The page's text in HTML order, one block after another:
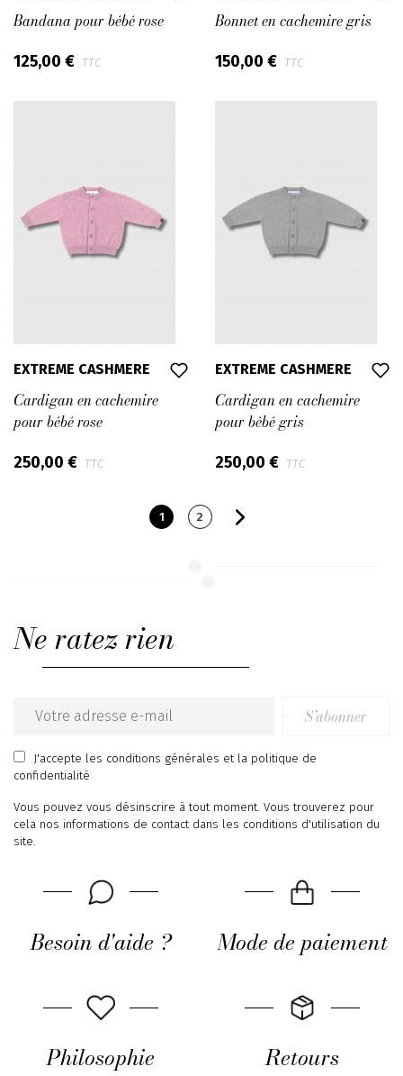
Bandana pour bébé rose
125,00 € TTC
Bonnet en cachemire gris
150,00 € TTC
EXTREME CASHMERE
Cardigan en cachemire
pour bébé rose
250,00 € TTC
EXTREME CASHMERE
Cardigan en cachemire
pour bébé gris
250,00 € TTC
1 2
Ne ratez rien
Email
address
S’abonner
J'accepte les conditions générales et la politique de
confidentialité
Vous pouvez vous désinscrire à tout moment. Vous trouverez pour
cela nos informations de contact dans les conditions d'utilisation du
site.
Besoin d'aide ? Mode de paiement
Philosophie Retours